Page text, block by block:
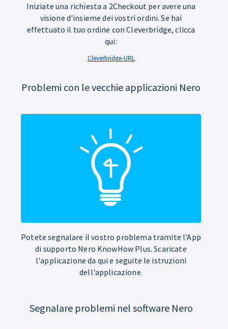
Iniziate una richiesta a 2Checkout per avere una
visione d'insieme dei vostri ordini. Se hai
effettuato il tuo ordine con Cleverbridge, clicca
qui:
Cleverbridge-URL
Problemi con le vecchie applicazioni Nero
Potete segnalare il vostro problema tramite l'App
di supporto Nero KnowHow Plus. Scaricate
l'applicazione da qui e seguite le istruzioni
dell'applicazione.
Segnalare problemi nel software Nero